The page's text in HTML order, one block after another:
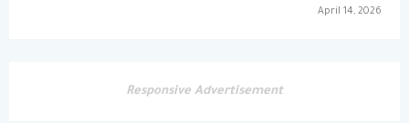
April 14, 2026
Responsive Advertisement